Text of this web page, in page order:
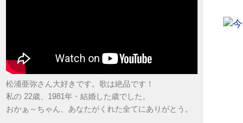
松浦亜弥さん大好きです。歌は絶品です！
私の 22歳、1981年・結婚した歳でした。
おかぁ～ちゃん、あなたがくれた全てにありがとう。